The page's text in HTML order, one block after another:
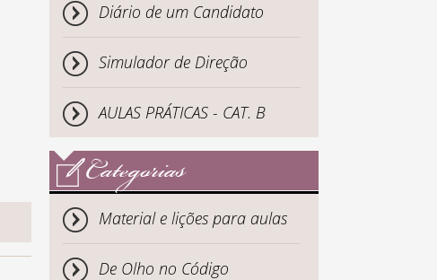
Diário de um Candidato
Simulador de Direção
AULAS PRÁTICAS - CAT. B
Categorias
Material e lições para aulas
De Olho no Código